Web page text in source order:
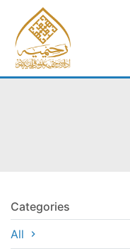
Categories
All